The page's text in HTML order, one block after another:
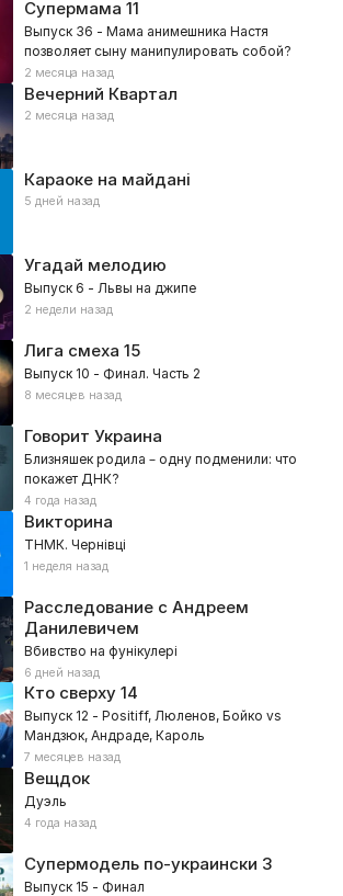
Супермама 11
Выпуск 36 - Мама анимешника Настя
позволяет сыну манипулировать собой?
2 месяца назад
Вечерний Квартал
2 месяца назад
Караоке на майдані
5 дней назад
Угадай мелодию
Выпуск 6 - Львы на джипе
2 недели назад
Лига смеха 15
Выпуск 10 - Финал. Часть 2
8 месяцев назад
Говорит Украина
Близняшек родила – одну подменили: что
покажет ДНК?
4 года назад
Викторина
ТНМК. Чернівці
1 неделя назад
Расследование с Андреем
Данилевичем
Вбивство на фунікулері
6 дней назад
Кто сверху14
Выпуск 12 - Positiff, Люленов, Бойко vs
Мандзюк, Андраде, Кароль
7 месяцев назад
Вещдок
Дуэль
4 года назад
Супермодель по-украински 3
Выпуск 15 - Финал